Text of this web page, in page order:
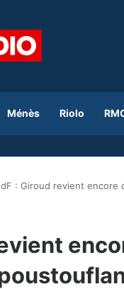
Ménès Riolo
: Giroud revient encore